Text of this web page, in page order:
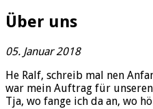
Über uns
05. Januar 2018
He Ralf, schreib mal nen
war mein Auftrag für
Tja, wo fange ich da an, wo